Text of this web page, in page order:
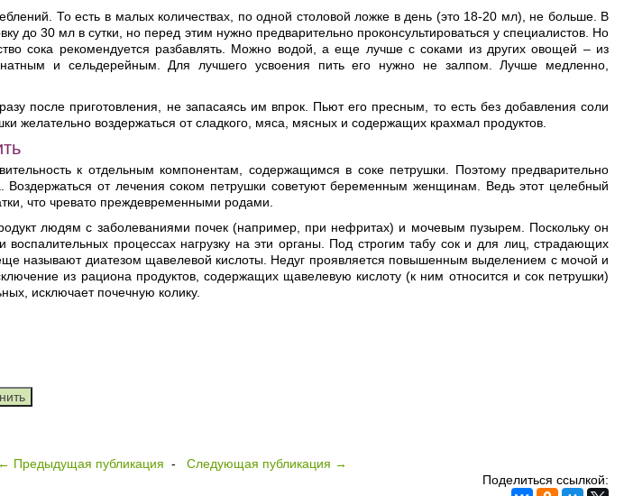
То есть в малых количествах, по одной столовой ложке в день (это 18-20 мл), не больше. В
до 30 мл в сутки, но перед этим нужно предварительно проконсультироваться у специалистов. Но
сока рекомендуется разбавлять. Можно водой, а еще лучше с соками из других овощей – из
и сельдерейным. Для лучшего усвоения пить его нужно не залпом. Лучше медленно,
после приготовления, не запасаясь им впрок. Пьют его пресным, то есть без добавления соли
желательно воздержаться от сладкого, мяса, мясных и содержащих крахмал продуктов.
к отдельным компонентам, содержащимся в соке петрушки. Поэтому предварительно
Воздержаться от лечения соком петрушки советуют беременным женщинам. Ведь этот целебный
что чревато преждевременными родами.
людям с заболеваниями почек (например, при нефритах) и мочевым пузырем. Поскольку он
воспалительных процессах нагрузку на эти органы. Под строгим табу сок и для лиц, страдающих
называют диатезом щавелевой кислоты. Недуг проявляется повышенным выделением с мочой и
из рациона продуктов, содержащих щавелевую кислоту (к ним относится и сок петрушки)
исключает почечную колику.
← Предыдущая публикация -Следующая публикация →
Поделиться ссылкой: